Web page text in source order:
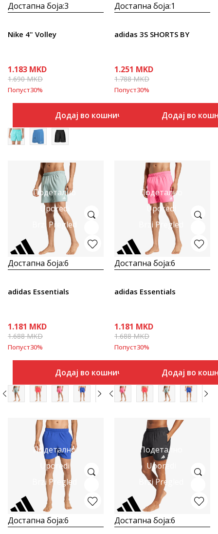
Достапна боја:3
Nike 4" Volley
1.183 MKD
1.690MKD
Попуст30%
Додај во кошничка
Достапна боја:1
adidas 3S SHORTS BY
1.251 MKD
1.788MKD
Попуст30%
Додај во
Подетално
Uporedi
Brzi Pregled
Достапна боја:6
adidas Essentials
1.181 MKD
1.688MKD
Попуст30%
Додај во кошничка
Подетално
Uporedi
Brzi Pregled
Достапна боја:6
adidas Essentials
1.181 MKD
1.688MKD
Попуст30%
Додај во
Подетално
Uporedi
Brzi Pregled
Достапна боја:6
Подетално
Uporedi
Brzi Pregled
Достапна боја:6